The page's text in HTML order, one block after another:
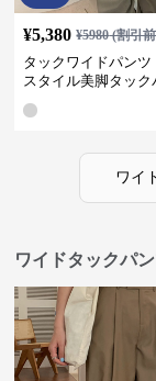
¥5,380 ¥5980(割引
タックワイドパンツ
スタイル美脚タック
ワイ
ワイドタックパ